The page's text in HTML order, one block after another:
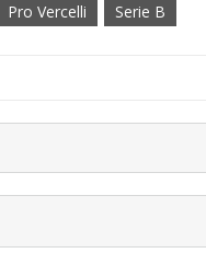
Pro Vercelli Serie B